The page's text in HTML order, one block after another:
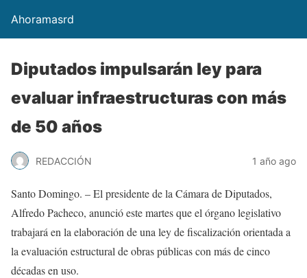
Ahoramasrd
Diputados impulsarán ley para
evaluar infraestructuras con más
de 50 años
REDACCIÓN 1 año ago
Santo Domingo. – El presidente de la Cámara de Diputados,
Alfredo Pacheco, anunció este martes que el órgano legislativo
trabajará en la elaboración de una ley de fiscalización orientada a
la evaluación estructural de obras públicas con más de cinco
décadas en uso.